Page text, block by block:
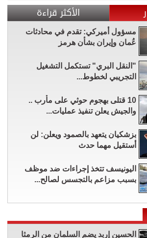
الأكثر قراءة
مسؤول أميركي: تقدم في محادثات
عُمان وإيران بشأن هرمز
"النقل البري" تستكمل التشغيل
التجريبي لخطوط...
10 قتلى بهجوم حوثي على مأرب ..
والجيش يعلن تنفيذ عمليات...
بزشكيان يتعهد بالصمود ويعلن: لن
أستقيل مهما حدث
اليونيسف تتخذ إجراءات ضد موظف
بسبب مزاعم بالتجسس لصالح...
الحسين إربد يضم السلمان من الرمثا